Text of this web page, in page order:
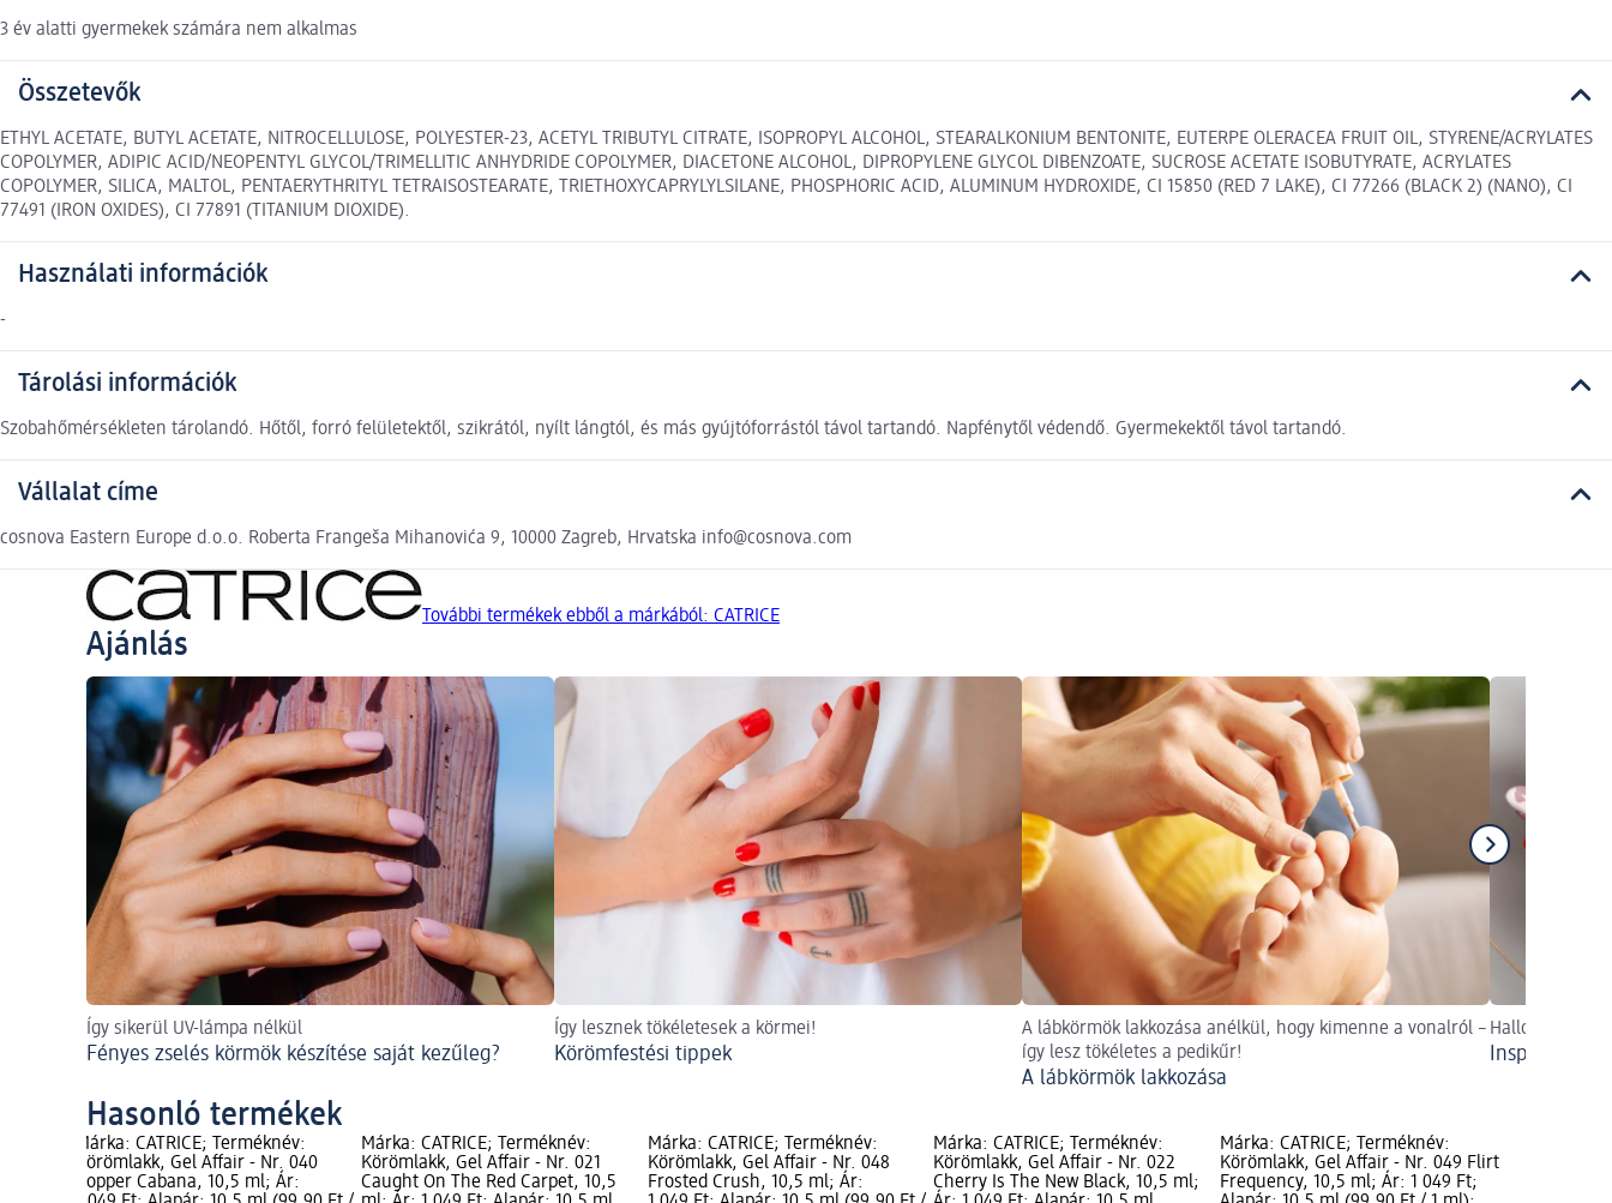
3 év alatti gyermekek számára nem alkalmas
Összetevők
ETHYL ACETATE, BUTYL ACETATE, NITROCELLULOSE, POLYESTER-23, ACETYL TRIBUTYL CITRATE, ISOPROPYL ALCOHOL, STEARALKONIUM BENTONITE, EUTERPE OLERACEA FRUIT OIL, STYRENE/ACRYLATES
COPOLYMER, ADIPIC ACID/NEOPENTYL GLYCOL/TRIMELLITIC ANHYDRIDE COPOLYMER, DIACETONE ALCOHOL, DIPROPYLENE GLYCOL DIBENZOATE, SUCROSE ACETATE ISOBUTYRATE, ACRYLATES
COPOLYMER, SILICA, MALTOL, PENTAERYTHRITYL TETRAISOSTEARATE, TRIETHOXYCAPRYLYLSILANE, PHOSPHORIC ACID, ALUMINUM HYDROXIDE, CI 15850 (RED 7 LAKE), CI 77266 (BLACK 2) (NANO), CI
77491 (IRON OXIDES), CI 77891 (TITANIUM DIOXIDE).
Használati információk
-
Tárolási információk
Szobahőmérsékleten tárolandó. Hőtől, forró felületektől, szikrától, nyílt lángtól, és más gyújtóforrástól távol tartandó. Napfénytől védendő. Gyermekektől távol tartandó.
Vállalat címe
cosnova Eastern Europe d.o.o. Roberta Frangeša Mihanovića 9, 10000 Zagreb, Hrvatska info@cosnova.com
További termékek ebből a márkából: CATRICE
Ajánlás
Így sikerül UV-lámpa nélkül
Fényes zselés körmök készítése saját kezűleg?
Így lesznek tökéletesek a körmei!
Körömfestési tippek
A lábkörmök lakkozása anélkül, hogy kimenne a vonalról –
így lesz tökéletes a pedikűr!
A lábkörmök lakkozása
Halloweeni
Inspirációk
Hasonló termékek
Márka: CATRICE; Terméknév:
Körömlakk, Gel Affair - Nr. 040
Copper Cabana, 10,5 ml; Ár:
Márka: CATRICE; Terméknév:
Körömlakk, Gel Affair - Nr. 021
Caught On The Red Carpet, 10,5
Márka: CATRICE; Terméknév:
Körömlakk, Gel Affair - Nr. 048
Frosted Crush, 10,5 ml; Ár:
Márka: CATRICE; Terméknév:
Körömlakk, Gel Affair - Nr. 022
Cherry Is The New Black, 10,5 ml;
Márka: CATRICE; Terméknév:
Körömlakk, Gel Affair - Nr. 049 Flirt
Frequency, 10,5 ml; Ár: 1 049 Ft;